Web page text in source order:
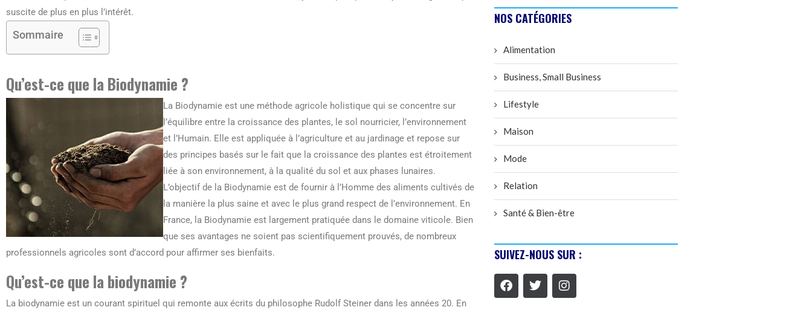
suscite de plus en plus l’intérêt.
Sommaire
Qu’est-ce que la Biodynamie ?
La Biodynamie est une méthode agricole holistique qui se concentre sur
l’équilibre entre la croissance des plantes, le sol nourricier, l’environnement
et l’Humain. Elle est appliquée à l’agriculture et au jardinage et repose sur
des principes basés sur le fait que la croissance des plantes est étroitement
liée à son environnement, à la qualité du sol et aux phases lunaires.
L’objectif de la Biodynamie est de fournir à l’Homme des aliments cultivés de
la manière la plus saine et avec le plus grand respect de l’environnement. En
France, la Biodynamie est largement pratiquée dans le domaine viticole. Bien
que ses avantages ne soient pas scientifiquement prouvés, de nombreux
professionnels agricoles sont d’accord pour affirmer ses bienfaits.
Qu’est-ce que la biodynamie ?
La biodynamie est un courant spirituel qui remonte aux écrits du philosophe Rudolf Steiner dans les années 20. En
NOS CATÉGORIES
Alimentation
Business, Small Business
Lifestyle
Maison
Mode
Relation
Santé & Bien-être
SUIVEZ-NOUS SUR :